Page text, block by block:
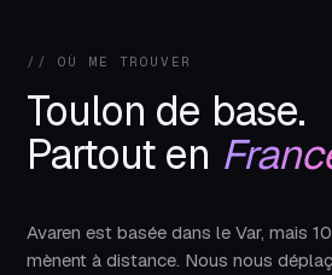
// OÙ ME TROUVER
Toulon de base.
Partout en
Avaren est basée dans le Var, mais
mènent à distance. Nous nous